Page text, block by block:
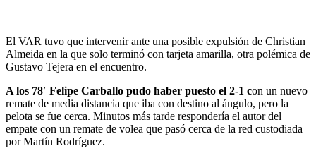
El VAR tuvo que intervenir ante una posible expulsión de Christian
Almeida en la que solo terminó con tarjeta amarilla, otra polémica de
Gustavo Tejera en el encuentro.
A los 78′ Felipe Carballo pudo haber puesto el 2-1 con un nuevo
remate de media distancia que iba con destino al ángulo, pero la
pelota se fue cerca. Minutos más tarde respondería el autor del
empate con un remate de volea que pasó cerca de la red custodiada
por Martín Rodríguez.